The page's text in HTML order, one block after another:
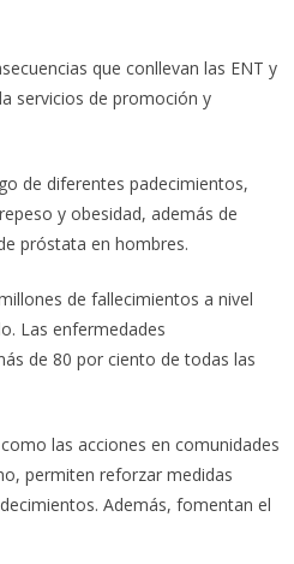
que conllevan las ENT y
servicios de promoción y
de diferentes padecimientos,
y obesidad, además de
próstata en hombres.
de fallecimientos a nivel
Las enfermedades
de 80 por ciento de todas las
las acciones en comunidades
permiten reforzar medidas
Además, fomentan el